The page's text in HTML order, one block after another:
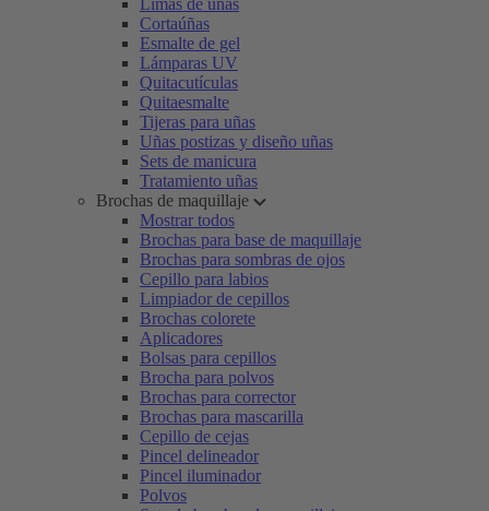
Limas de uñas
Cortaúñas
Esmalte de gel
Lámparas UV
Quitacutículas
Quitaesmalte
Tijeras para uñas
Uñas postizas y diseño uñas
Sets de manicura
Tratamiento uñas
Brochas de maquillaje
Mostrar todos
Brochas para base de maquillaje
Brochas para sombras de ojos
Cepillo para labios
Limpiador de cepillos
Brochas colorete
Aplicadores
Bolsas para cepillos
Brocha para polvos
Brochas para corrector
Brochas para mascarilla
Cepillo de cejas
Pincel delineador
Pincel iluminador
Polvos